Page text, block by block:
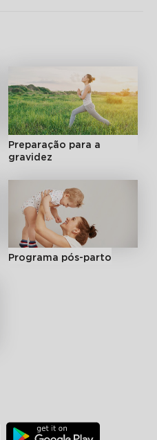
Preparação para a
gravidez
Programa pós-parto